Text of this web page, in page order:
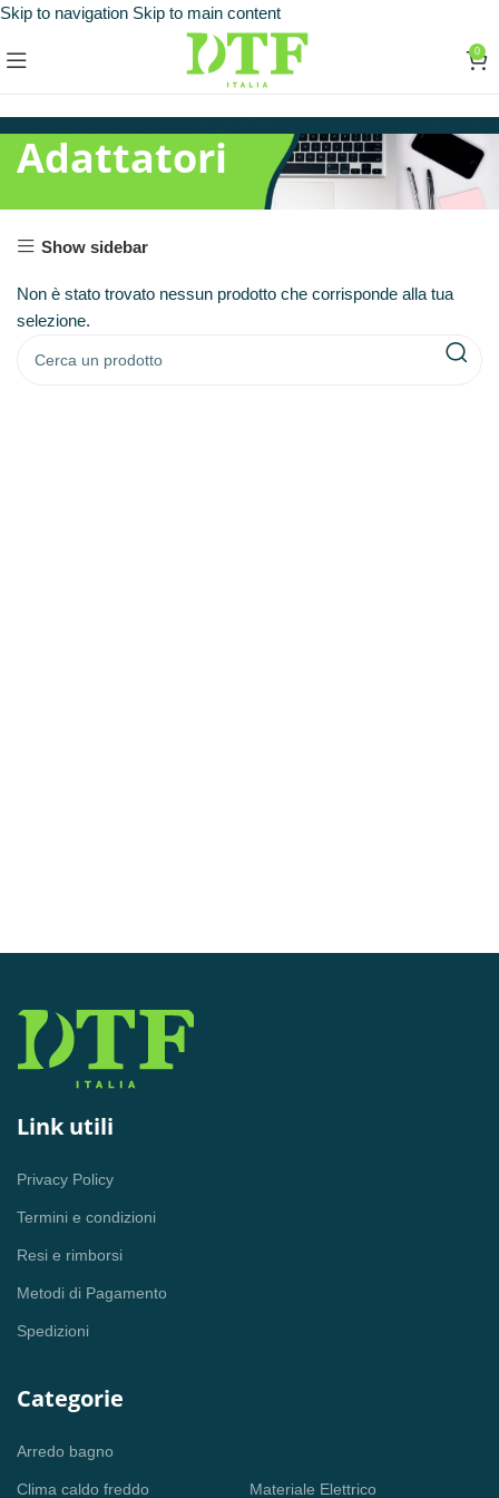
Skip to navigation Skip to main content
0
Adattatori
Show sidebar
Non è stato trovato nessun prodotto che corrisponde alla tua
selezione.
Link utili
Privacy Policy
Termini e condizioni
Resi e rimborsi
Metodi di Pagamento
Spedizioni
Categorie
Arredo bagno
Clima caldo freddo Materiale Elettrico